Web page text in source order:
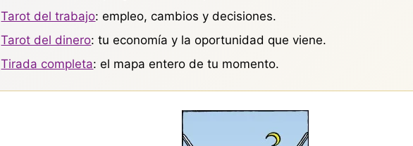
Tarot del trabajo: empleo, cambios y decisiones.
Tarot del dinero: tu economía y la oportunidad que viene.
Tirada completa: el mapa entero de tu momento.